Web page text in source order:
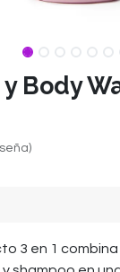
Body
3 en 1 combina